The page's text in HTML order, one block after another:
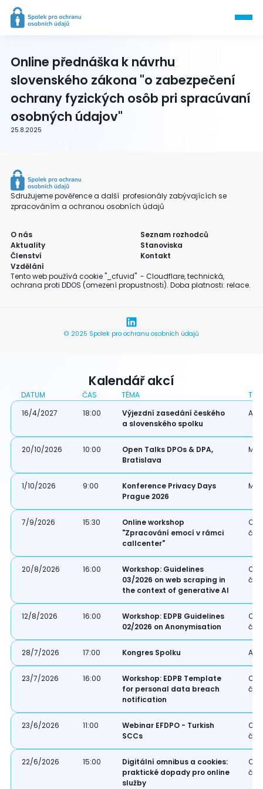
Online přednáška k návrhu
slovenského zákona "o zabezpečení
ochrany fyzických osôb pri spracúvaní
osobných údajov"
25.8.2025
Sdružujeme pověřence a další profesionály zabývajících se
zpracováním a ochranou osobních údajů
O nás
Aktuality
Členství
Vzdělání
Seznam rozhodců
Stanoviska
Kontakt
Tento web používá cookie "_cfuvid" - Cloudflare, technická,
ochrana proti DDOS (omezení propustnosti). Doba platnosti: relace.
© 2025 Spolek pro ochranu osobních údajů
Kalendář akcí
DATUM ČAS TÉMA
TYP
16/4/2027
18:00
Výjezdní zasedání českého
a slovenského spolku
20/10/2026 10:00
Open Talks DPOs & DPA,
Bratislava
1/10/2026 9:00
Konference Privacy Days
Prague 2026
7/9/2026 15:30
Online workshop
"Zpracování emocí v rámci
callcenter"
20/8/2026 16:00
Workshop: Guidelines
03/2026 on web scraping in
the context of generative AI
12/8/2026 16:00
Workshop: EDPB Guidelines
02/2026 on Anonymisation
28/7/2026 17:00 Kongres Spolku
23/7/2026 16:00
Workshop: EDPB Template
for personal data breach
notification
23/6/2026 11:00
Webinar EFDPO - Turkish
SCCs
22/6/2026 15:00
Digitální omnibus a cookies:
praktické dopady pro online
služby